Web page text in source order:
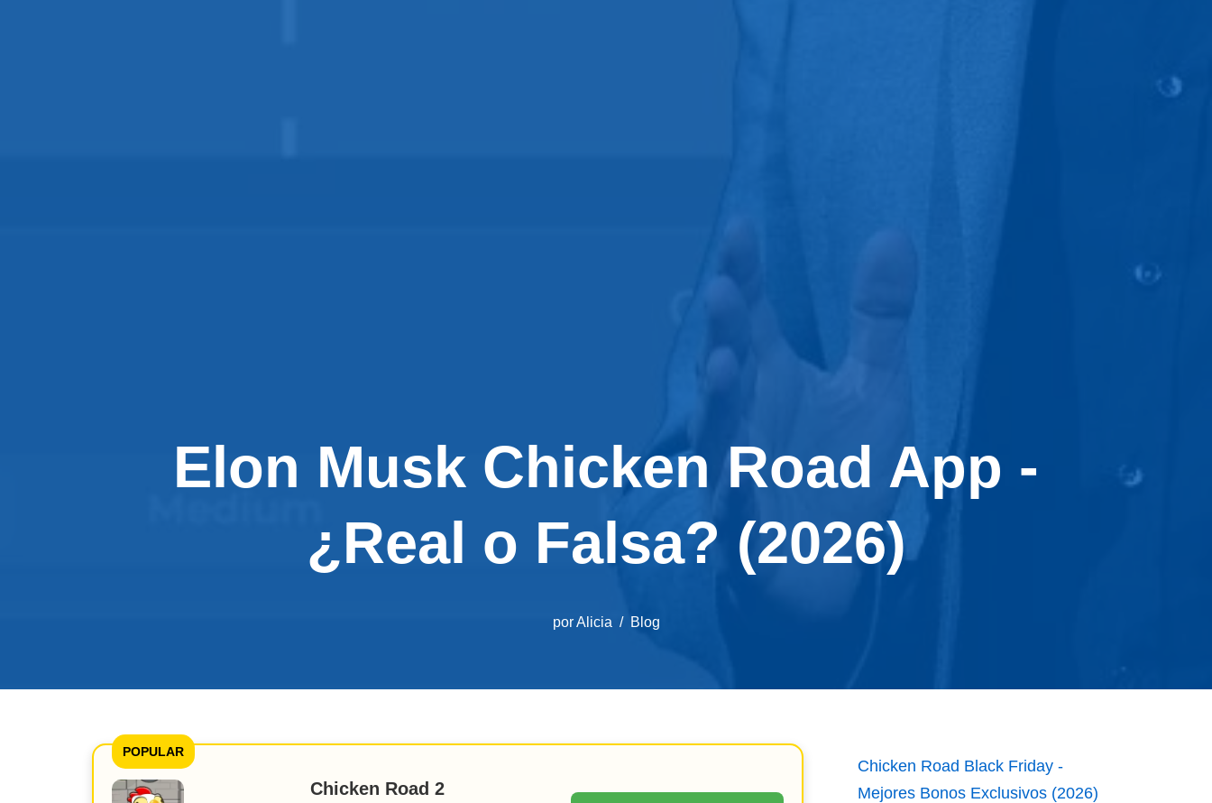
Elon Musk Chicken Road App -
¿Real o Falsa? (2026)
porAlicia Blog
POPULAR
Chicken Road 2
Chicken Road Black Friday -
Mejores Bonos Exclusivos (2026)